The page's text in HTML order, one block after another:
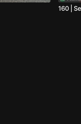
160 |